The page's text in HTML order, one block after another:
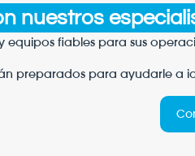
nuestros
equipos fiables para sus
preparados para ayudarle a